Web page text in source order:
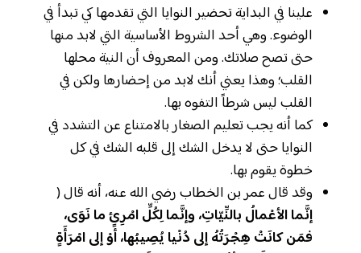
علينا في البداية تحضير النوايا التي تقدمها كي تبدأ في
الوضوء. وهي أحد الشروط الأساسية التي لابد منها
حتى تصح صلاتك. ومن المعروف أن النية محلها
القلب؛ وهذا يعني أنك لابد من إحضارها ولكن في
القلب ليس شرطاً التفوه بها.
كما أنه يجب تعليم الصغار بالامتناع عن التشدد في
النوايا حتى لا يدخل الشك إلى قلبه الشك في كل
خطوة يقوم بها.
وقد قال عمر بن الخطاب رضي الله عنه، أنه قال (
إنَّما الأعْمالُ بالنِّيّاتِ، وإنَّما لِكُلِّ امْرِئٍ ما نَوَى،
فمَن كانَتْ هِجْرَتُهُ إلى دُنْيا يُصِيبُها، أوْ إلى امْرَأَةٍ